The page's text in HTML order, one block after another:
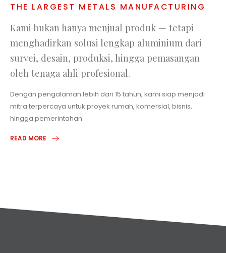
THE LARGEST METALS MANUFACTURING
Kami bukan hanya menjual produk — tetapi
menghadirkan solusi lengkap aluminium dari
survei, desain, produksi, hingga pemasangan
oleh tenaga ahli profesional.
Dengan pengalaman lebih dari 15 tahun, kami siap menjadi
mitra terpercaya untuk proyek rumah, komersial, bisnis,
hingga pemerintahan.
READ MORE